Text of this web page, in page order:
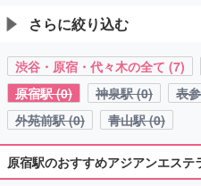
さらに絞り込む
渋谷・原宿・代々木の全て (7)
原宿駅 (0)
神泉駅 (0) 表
外苑前駅 (0)
青山駅 (0)
原宿駅のおすすめアジアンエステ